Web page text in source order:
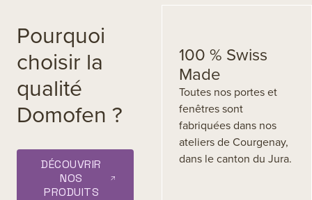
Pourquoi
choisir la
qualité
Domofen ?
DÉCOUVRIR
NOS
PRODUITS
100 % Swiss
Made
Toutes nos portes et
fenêtres sont
fabriquées dans nos
ateliers de Courgenay,
dans le canton du Jura.